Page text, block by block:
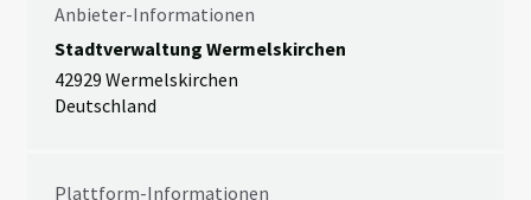
Anbieter-Informationen
Stadtverwaltung Wermelskirchen
42929 Wermelskirchen
Deutschland
Plattform-Informationen